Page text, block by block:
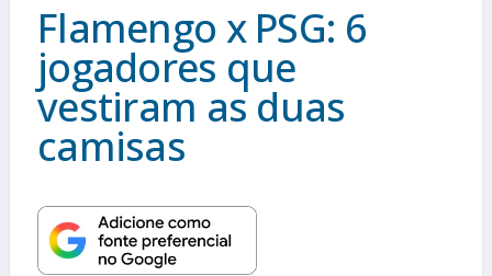
Flamengo x PSG: 6
jogadores que
vestiram as duas
camisas